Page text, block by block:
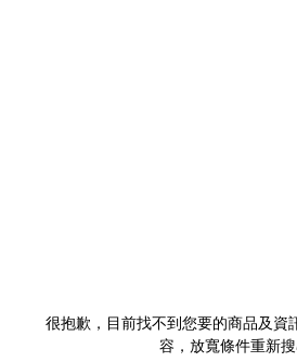
很抱歉，目前找不到您要的商品及資
容，放寬條件重新搜